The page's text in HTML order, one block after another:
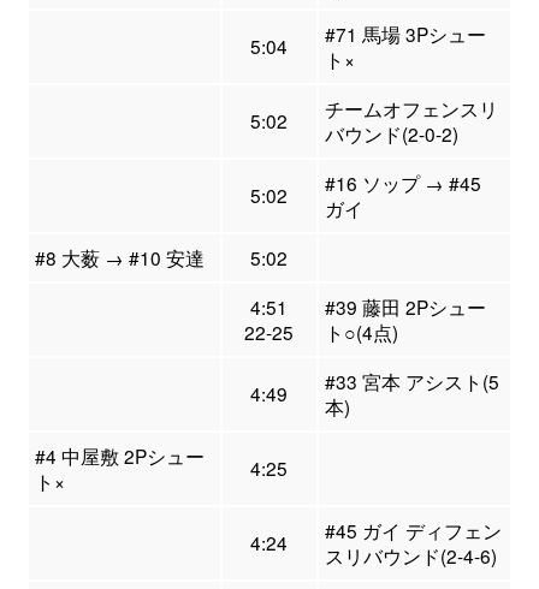
5:04
#71 馬場 3Pシュー
ト×
5:02
チームオフェンスリ
バウンド(2-0-2)
5:02
#16 ソップ → #45
ガイ
#8 大薮 → #10 安達
5:02
4:51
22-25
#39 藤田 2Pシュー
ト○(4点)
4:49
#33 宮本 アシスト(5
本)
#4 中屋敷 2Pシュー
ト×
4:25
4:24
#45 ガイ ディフェン
スリバウンド(2-4-6)